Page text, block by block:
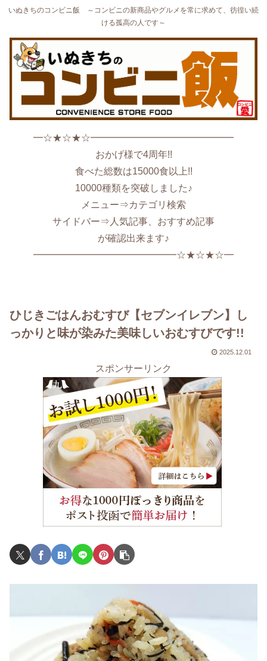
いぬきちのコンビニ飯 ～コンビニの新商品やグルメを常に求めて、彷徨い続
ける孤高の人です～
━☆★☆★☆━━━━━━━━━━━━━━━
おかげ様で4周年!!
食べた総数は15000食以上!!
10000種類を突破しました♪
メニュー⇒カテゴリ検索
サイドバー⇒人気記事、おすすめ記事
が確認出来ます♪
━━━━━━━━━━━━━━━☆★☆★☆━
ひじきごはんおむすび【セブンイレブン】し
っかりと味が染みた美味しいおむすびです!!
2025.12.01
スポンサーリンク